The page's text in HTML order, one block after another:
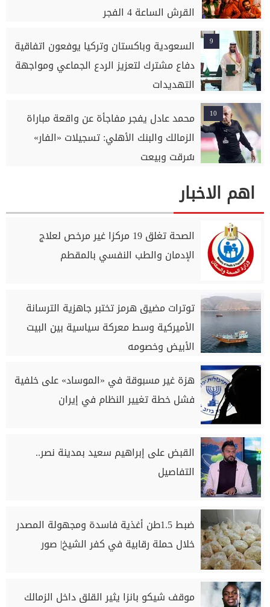
القرش الساعة 4 الفجر
9
السعودية وباكستان وتركيا يوفعون اتفاقية
دفاع مشترك لتعزيز الردع الجماعي ومواجهة
التهديدات
10
محمد عادل يفجر مفاجأة عن واقعة مباراة
الزمالك والبنك الأهلي: تسجيلات «الفار»
سُرقت وبيعت
اهم الاخبار
الصحة تغلق 19 مركزا غير مرخص لعلاج
الإدمان والطب النفسي بالمقطم
توترات مضيق هرمز تختبر جاهزية الترسانة
الأميركية وسط معركة سياسية بين البيت
الأبيض وخصومه
هزة غير مسبوقة في «الموساد» على خلفية
فشل خطة تغيير النظام في إيران
القبض على إبراهيم سعيد بمدينة نصر..
التفاصيل
ضبط 1.5طن أغذية فاسدة ومجهولة المصدر
خلال حملة رقابية في كفر الشيخ| صور
موقف شيكو بانزا يثير القلق داخل الزمالك